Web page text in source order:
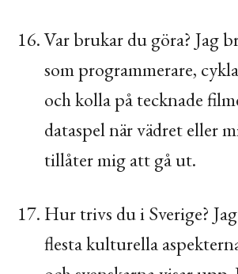
Var brukar du göra? Jag
som programmerare,
och kolla på tecknade
dataspel när vädret eller
tillåter mig att gå ut.
Hur trivs du i Sverige?
flesta kulturella